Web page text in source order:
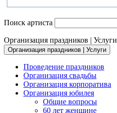
Поиск артиста
Организация праздников | Услуги
Организация праздников | Услуги
Проведение праздников
Организация свадьбы
Организация корпоратива
Организация юбилея
Общие вопросы
60 лет женщине